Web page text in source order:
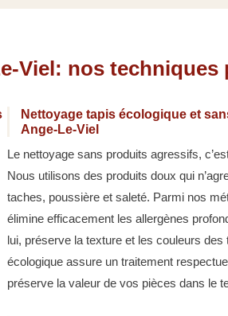
Viel: nos
Nettoyage tapis écologique et
Ange-Le-Viel
Le nettoyage sans produits agressifs,
Nous utilisons des produits doux qui
taches, poussière et saleté. Parmi nos
élimine efficacement les allergènes
lui, préserve la texture et les couleurs
écologique assure un traitement
préserve la valeur de vos pièces dans le